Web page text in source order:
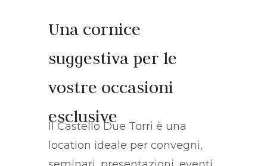
Una cornice
suggestiva per le
vostre occasioni
esclusive
Il Castello Due Torri è una
location ideale per convegni,